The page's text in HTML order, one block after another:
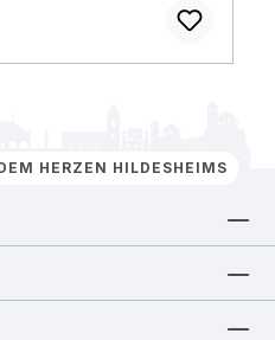
HERZEN HILDESHEIMS